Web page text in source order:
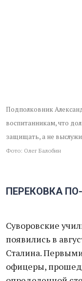
Подполковник
воспитанникам, что
защищать, а не
Фото: Олег Балобин
ПЕРЕКОВКА
Суворовские
появились в
Сталина.
офицеры,